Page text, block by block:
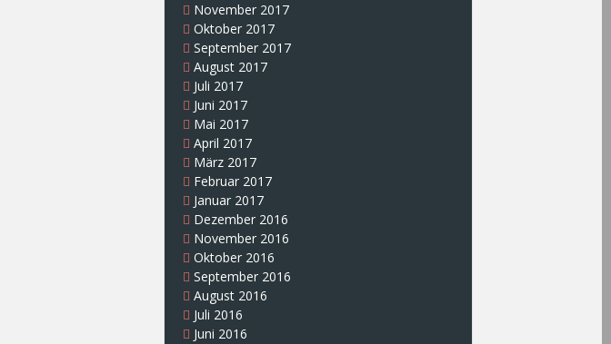
November 2017
Oktober 2017
September 2017
August 2017
Juli 2017
Juni 2017
Mai 2017
April 2017
März 2017
Februar 2017
Januar 2017
Dezember 2016
November 2016
Oktober 2016
September 2016
August 2016
Juli 2016
Juni 2016